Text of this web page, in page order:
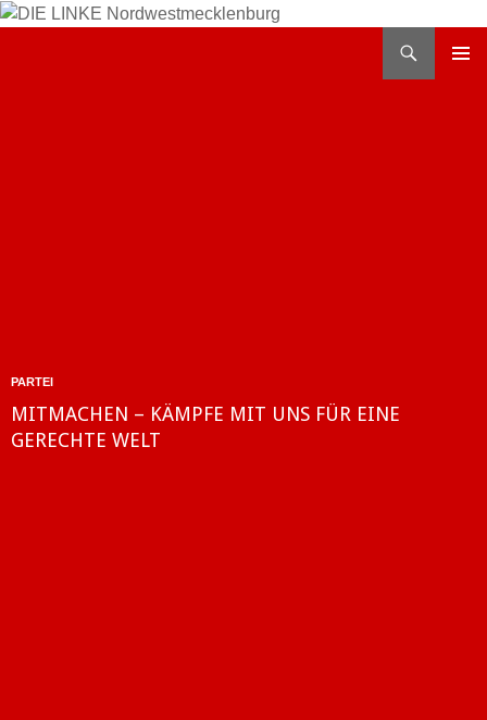
Zum
PARTEI
MITMACHEN – KÄMPFE MIT UNS FÜR EINE
GERECHTE WELT